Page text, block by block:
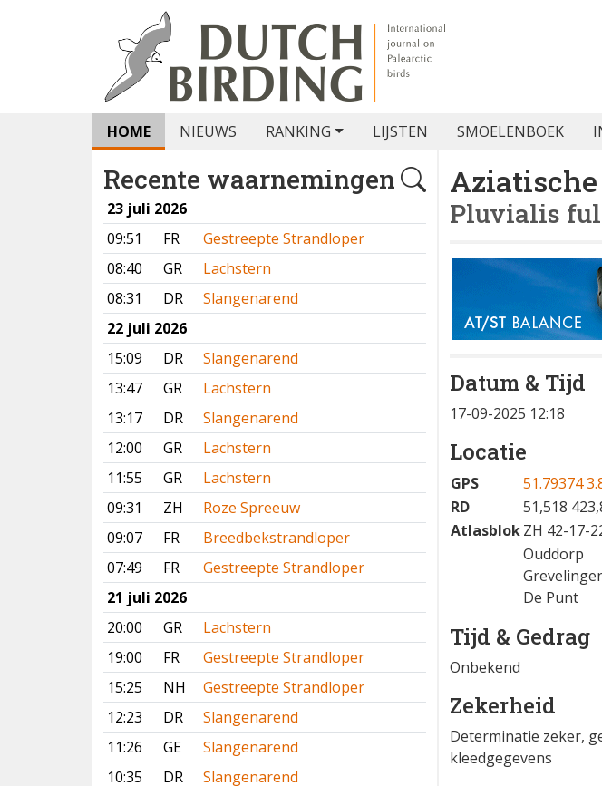
HOME NIEUWS RANKING LIJSTEN SMOELENBOEK
Recente waarnemingen
23 juli 2026
09:51
FR
Gestreepte Strandloper
08:40
GR
Lachstern
08:31
DR
Slangenarend
22 juli 2026
15:09
DR
Slangenarend
13:47
GR
Lachstern
13:17
DR
Slangenarend
12:00
GR
Lachstern
11:55
GR
Lachstern
09:31
ZH
Roze Spreeuw
09:07
FR
Breedbekstrandloper
07:49
FR
Gestreepte Strandloper
21 juli 2026
20:00
GR
Lachstern
19:00
FR
Gestreepte Strandloper
15:25
NH
Gestreepte Strandloper
12:23
DR
Slangenarend
11:26
GE
Slangenarend
10:35
DR
Slangenarend
Pluvialis
Datum & Tijd
17-09-2025 12:18
Locatie
GPS
51.79374
RD
51,518
AtlasblokZH 42-17-
Ouddorp
De Punt
Tijd & Gedrag
Onbekend
Zekerheid
Determinatie zeker,
kleedgegevens